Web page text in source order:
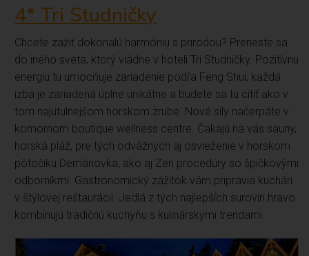
4* Tri Studničky
Chcete zažiť dokonalú harmóniu s prírodou? Preneste sa
do iného sveta, ktorý vládne v hoteli Tri Studničky. Pozitívnu
energiu tu umocňuje zariadenie podľa Feng Shui, každá
izba je zariadená úplne unikátne a budete sa tu cítiť ako v
tom najútulnejšom horskom zrube. Nové sily načerpáte v
komornom boutique wellness centre. Čakajú na vás sauny,
horská pláž, pre tých odvážnych aj osvieženie v horskom
pôtočiku Demänovka, ako aj Zen procedúry so špičkovými
odborníkmi. Gastronomický zážitok vám pripravia kuchári
v štýlovej reštaurácii. Jedlá z tých najlepších surovín hravo
kombinujú tradičnú kuchyňu s kulinárskymi trendami.